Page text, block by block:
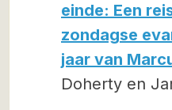
einde: Een
zondagse
jaar van
Doherty en